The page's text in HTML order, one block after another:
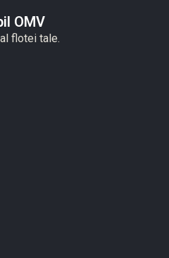
OMV
flotei tale.